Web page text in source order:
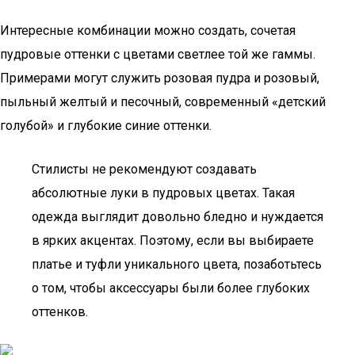
Интересные комбинации можно создать, сочетая
пудровые оттенки с цветами светлее той же гаммы.
Примерами могут служить розовая пудра и розовый,
пыльный желтый и песочный, современный «детский
голубой» и глубокие синие оттенки.
Стилисты не рекомендуют создавать
абсолютные луки в пудровых цветах. Такая
одежда выглядит довольно бледно и нуждается
в ярких акцентах. Поэтому, если вы выбираете
платье и туфли уникального цвета, позаботьтесь
о том, чтобы аксессуары были более глубоких
оттенков.